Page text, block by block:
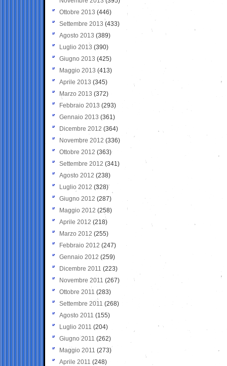
Ottobre 2013 (446)
Settembre 2013 (433)
Agosto 2013 (389)
Luglio 2013 (390)
Giugno 2013 (425)
Maggio 2013 (413)
Aprile 2013 (345)
Marzo 2013 (372)
Febbraio 2013 (293)
Gennaio 2013 (361)
Dicembre 2012 (364)
Novembre 2012 (336)
Ottobre 2012 (363)
Settembre 2012 (341)
Agosto 2012 (238)
Luglio 2012 (328)
Giugno 2012 (287)
Maggio 2012 (258)
Aprile 2012 (218)
Marzo 2012 (255)
Febbraio 2012 (247)
Gennaio 2012 (259)
Dicembre 2011 (223)
Novembre 2011 (267)
Ottobre 2011 (283)
Settembre 2011 (268)
Agosto 2011 (155)
Luglio 2011 (204)
Giugno 2011 (262)
Maggio 2011 (273)
Aprile 2011 (248)